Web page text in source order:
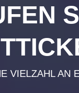
VIELZAHL AN